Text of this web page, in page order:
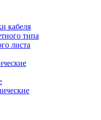
кабеля
типа
листа